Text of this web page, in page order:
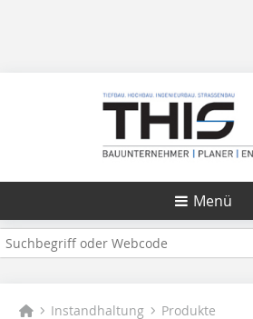
Menü
Instandhaltung Produkte